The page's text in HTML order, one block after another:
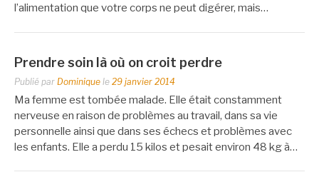
l’alimentation que votre corps ne peut digérer, mais…
Prendre soin là où on croit perdre
Publié par Dominique le 29 janvier 2014
Ma femme est tombée malade. Elle était constamment
nerveuse en raison de problèmes au travail, dans sa vie
personnelle ainsi que dans ses échecs et problèmes avec
les enfants. Elle a perdu 15 kilos et pesait environ 48 kg à…